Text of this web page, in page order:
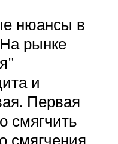
нюансы в
рынке
и
Первая
смягчить
смягчения